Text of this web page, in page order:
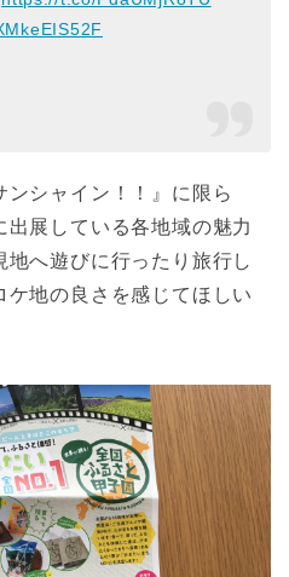
ンシャイン！！』に限ら
展している各地域の魅力
へ遊びに行ったり旅行し
地の良さを感じてほしい